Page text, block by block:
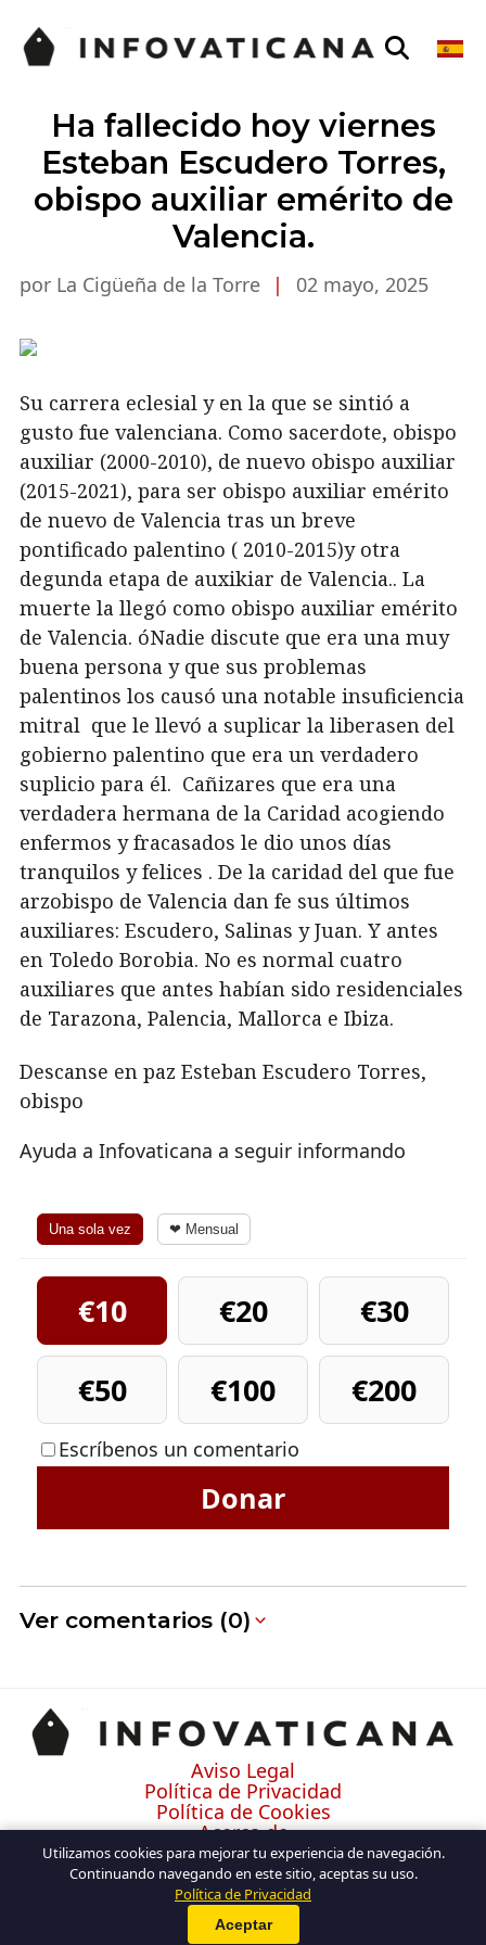
Ha fallecido hoy viernes
Esteban Escudero Torres,
obispo auxiliar emérito de
Valencia.
por La Cigüeña de la Torre | 02 mayo, 2025
Su carrera eclesial y en la que se sintió a
gusto fue valenciana. Como sacerdote, obispo
auxiliar (2000-2010), de nuevo obispo auxiliar
(2015-2021), para ser obispo auxiliar emérito
de nuevo de Valencia tras un breve
pontificado palentino ( 2010-2015)y otra
degunda etapa de auxikiar de Valencia.. La
muerte la llegó como obispo auxiliar emérito
de Valencia. óNadie discute que era una muy
buena persona y que sus problemas
palentinos los causó una notable insuficiencia
mitral que le llevó a suplicar la liberasen del
gobierno palentino que era un verdadero
suplicio para él. Cañizares que era una
verdadera hermana de la Caridad acogiendo
enfermos y fracasados le dio unos días
tranquilos y felices . De la caridad del que fue
arzobispo de Valencia dan fe sus últimos
auxiliares: Escudero, Salinas y Juan. Y antes
en Toledo Borobia. No es normal cuatro
auxiliares que antes habían sido residenciales
de Tarazona, Palencia, Mallorca e Ibiza.
Descanse en paz Esteban Escudero Torres,
obispo
Ayuda a Infovaticana a seguir informando
Una sola vez ❤ Mensual
€10 €20
€30
€50
€100 €200
Escríbenos un comentario
Donar
Ver comentarios (0)
Aviso Legal
Política de Privacidad
Política de Cookies
Acerca de
Contacto
Utilizamos cookies para mejorar tu experiencia de navegación.
Continuando navegando en este sitio, aceptas su uso.
Política de Privacidad
Aceptar